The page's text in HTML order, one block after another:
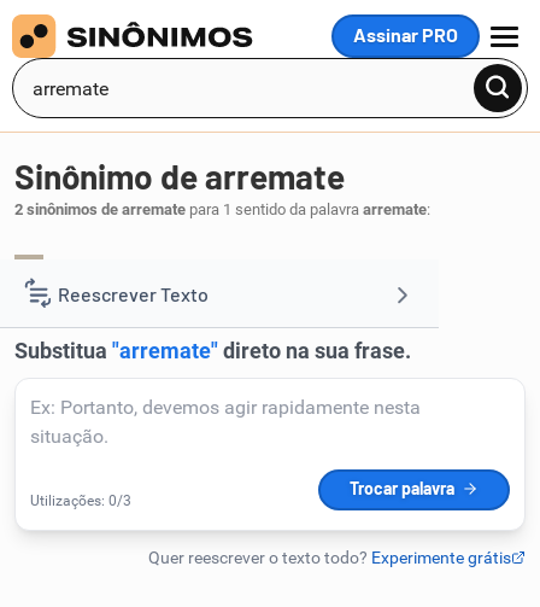
Assinar PRO
MENU
Reescrever Texto
Resumir Texto
Corrigir Texto
Detector de IA
Humanizador de IA
Sinônimo de arremate
2 sinônimos de arremate para 1 sentido da palavra arremate: